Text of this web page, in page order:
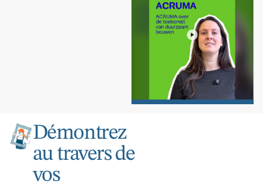
Démontrez
au travers de
vos